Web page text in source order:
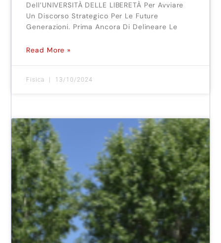
Dell’UNIVERSITÀ DELLE LIBERETÀ Per Avviare
Un Discorso Strategico Per Le Future
Generazioni. Prima Ancora Di Delineare Le
Read More »
Fisica 13/10/2024